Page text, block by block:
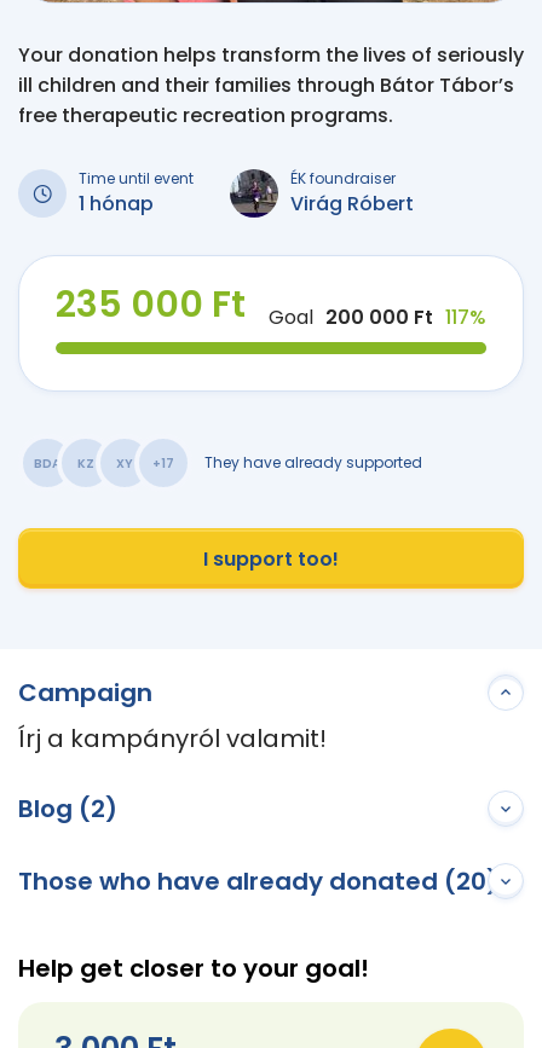
Your donation helps transform the lives of seriously
ill children and their families through Bátor Tábor’s
free therapeutic recreation programs.
Time until event
1 hónap
ÉK foundraiser
Virág Róbert
235 000 Ft Goal 200 000 Ft 117%
BDA KZ XY +17 They have already supported
I support too!
Campaign
Írj a kampányról valamit!
Blog (2)
Those who have already donated (20)
Help get closer to your goal!